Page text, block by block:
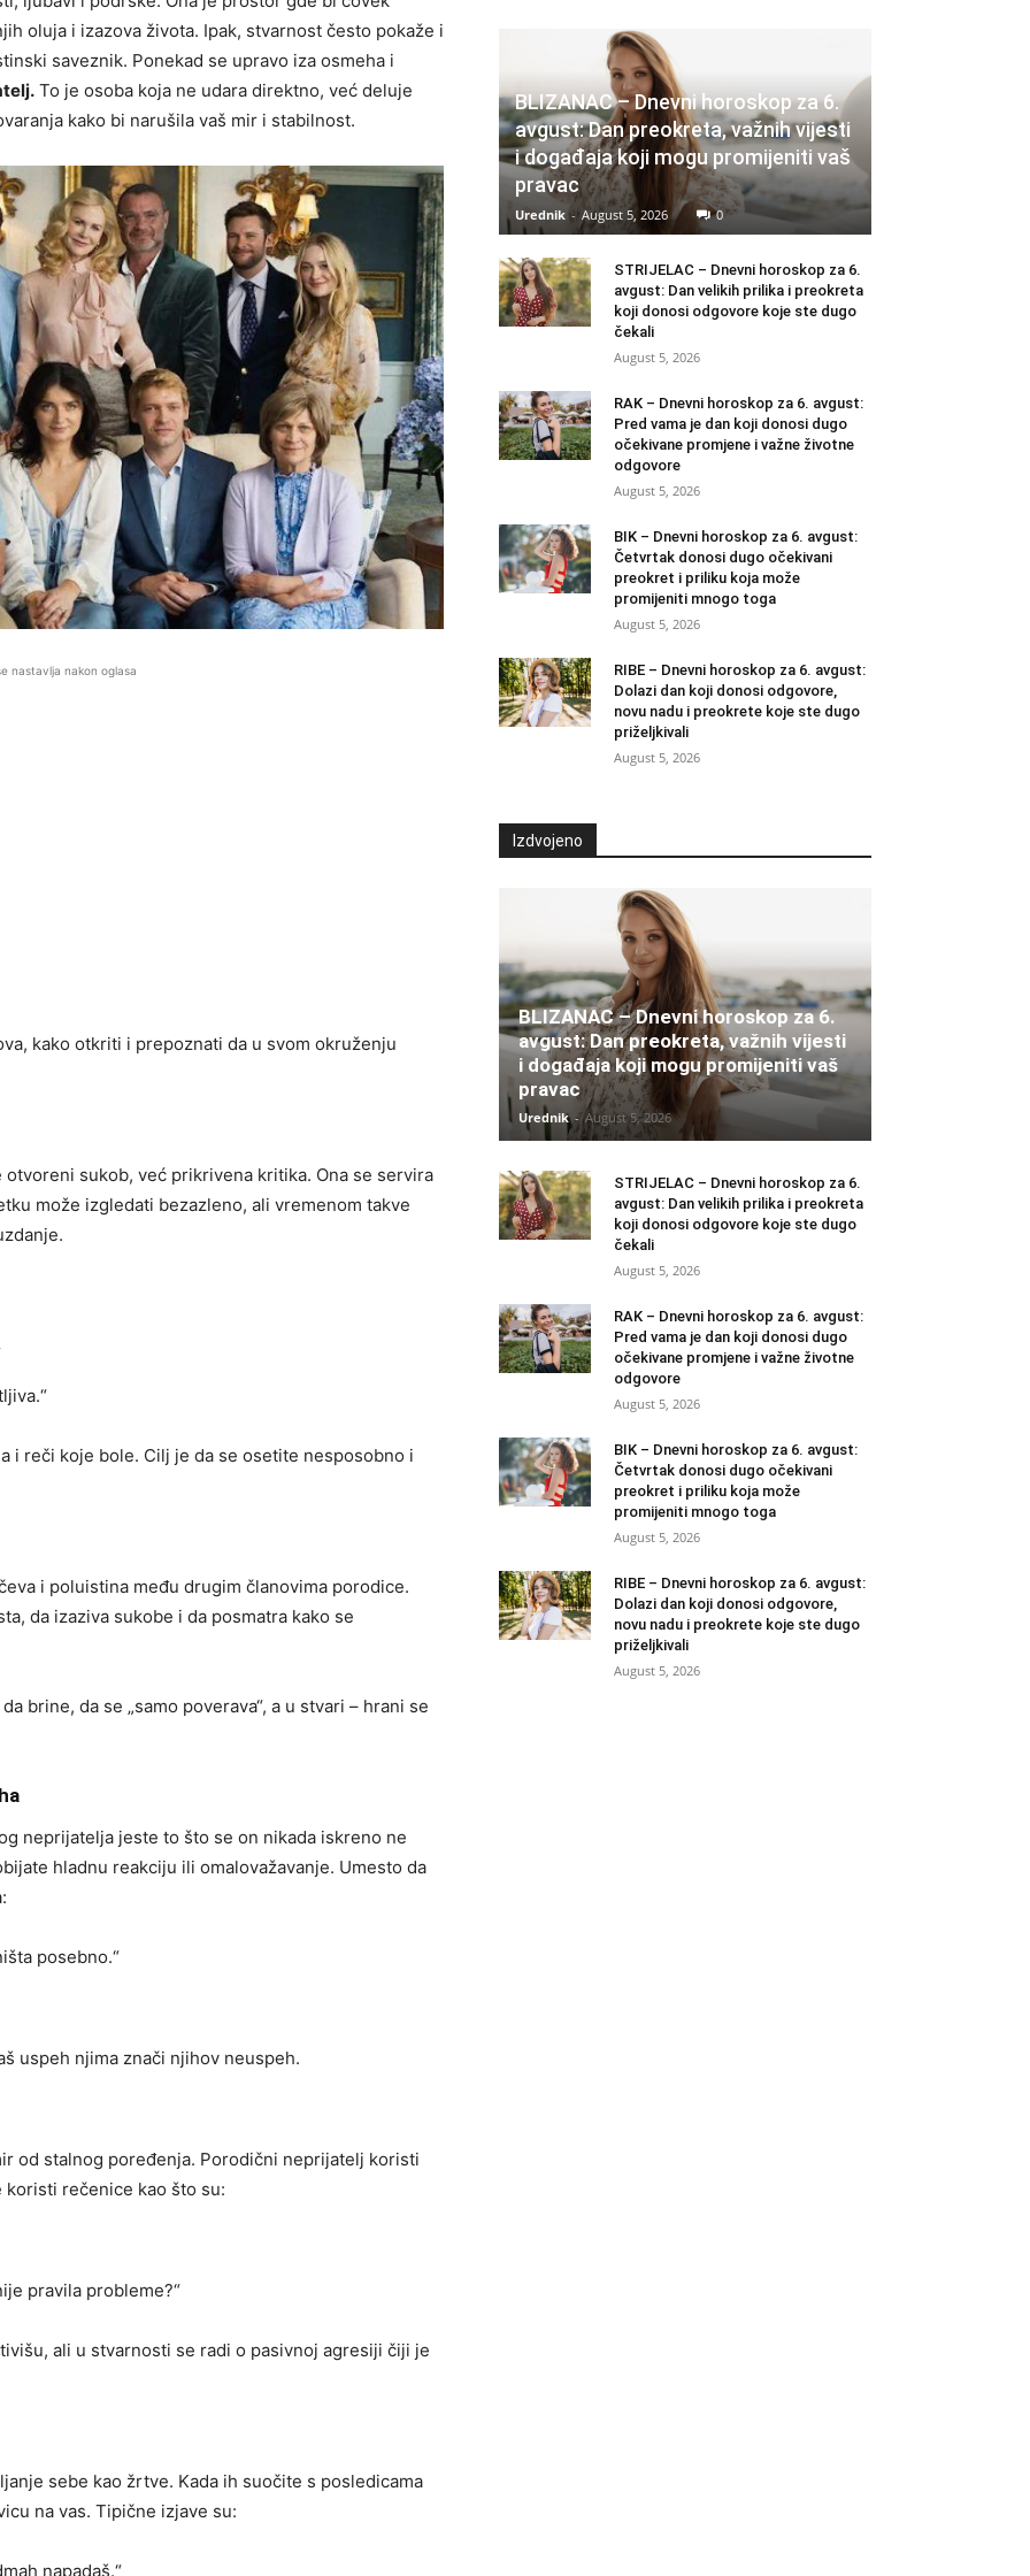
oluja i izazova života. Ipak, stvarnost često pokaže i
saveznik. Ponekad se upravo iza osmeha i
To je osoba koja ne udara direktno, već deluje
kako bi narušila vaš mir i stabilnost.
nastavlja nakon oglasa
kako otkriti i prepoznati da u svom okruženju
sukob, već prikrivena kritika. Ona se servira
može izgledati bezazleno, ali vremenom takve
i reči koje bole. Cilj je da se osetite nesposobno i
i poluistina među drugim članovima porodice.
da izaziva sukobe i da posmatra kako se
brine, da se „samo poverava“, a u stvari – hrani se
neprijatelja jeste to što se on nikada iskreno ne
hladnu reakciju ili omalovažavanje. Umesto da
posebno.“
uspeh njima znači njihov neuspeh.
od stalnog poređenja. Porodični neprijatelj koristi
rečenice kao što su:
pravila probleme?“
ali u stvarnosti se radi o pasivnoj agresiji čiji je
sebe kao žrtve. Kada ih suočite s posledicama
na vas. Tipične izjave su:
napadaš.“
BLIZANAC – Dnevni horoskop za 6.
avgust: Dan preokreta, važnih vijesti
i događaja koji mogu promijeniti vaš
pravac
Urednik - August 5, 2026 0
STRIJELAC – Dnevni horoskop za 6.
avgust: Dan velikih prilika i preokreta
koji donosi odgovore koje ste dugo
čekali
August 5, 2026
RAK – Dnevni horoskop za 6. avgust:
Pred vama je dan koji donosi dugo
očekivane promjene i važne životne
odgovore
August 5, 2026
BIK – Dnevni horoskop za 6. avgust:
Četvrtak donosi dugo očekivani
preokret i priliku koja može
promijeniti mnogo toga
August 5, 2026
RIBE – Dnevni horoskop za 6. avgust:
Dolazi dan koji donosi odgovore,
novu nadu i preokrete koje ste dugo
priželjkivali
August 5, 2026
Izdvojeno
BLIZANAC – Dnevni horoskop za 6.
avgust: Dan preokreta, važnih vijesti
i događaja koji mogu promijeniti vaš
pravac
Urednik - August 5, 2026
STRIJELAC – Dnevni horoskop za 6.
avgust: Dan velikih prilika i preokreta
koji donosi odgovore koje ste dugo
čekali
August 5, 2026
RAK – Dnevni horoskop za 6. avgust:
Pred vama je dan koji donosi dugo
očekivane promjene i važne životne
odgovore
August 5, 2026
BIK – Dnevni horoskop za 6. avgust:
Četvrtak donosi dugo očekivani
preokret i priliku koja može
promijeniti mnogo toga
August 5, 2026
RIBE – Dnevni horoskop za 6. avgust:
Dolazi dan koji donosi odgovore,
novu nadu i preokrete koje ste dugo
priželjkivali
August 5, 2026